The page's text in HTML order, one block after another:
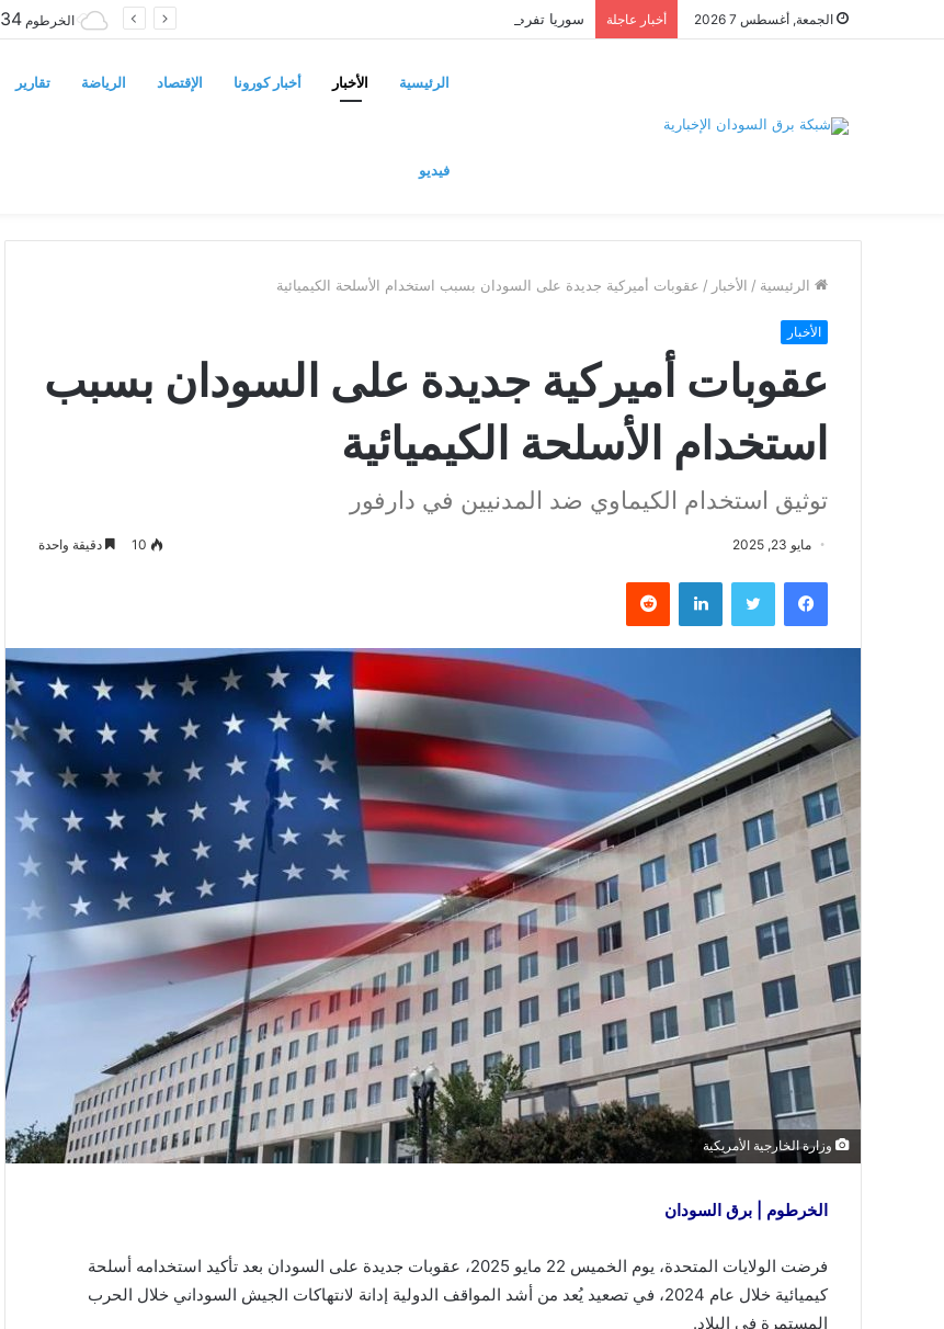
الجمعة, أغسطس 7 2026 أخبار عاجلة الخرطوم 34
الرئيسية الأخبار أخبار كورونا الإقتصاد الرياضة تقارير
فيديو
الرئيسية / الأخبار / عقوبات أميركية جديدة على السودان بسبب استخدام الأسلحة الكيميائية
الأخبار
عقوبات أميركية جديدة على السودان بسبب
استخدام الأسلحة الكيميائية
توثيق استخدام الكيماوي ضد المدنيين في دارفور
مايو 23, 2025 10 دقيقة واحدة
فيسبوك تويتر لينكدإن
وزارة الخارجية الأمريكية
الخرطوم | برق السودان
فرضت الولايات المتحدة، يوم الخميس 22 مايو 2025، عقوبات جديدة على السودان بعد تأكيد استخدامه أسلحة
كيميائية خلال عام 2024، في تصعيد يُعد من أشد المواقف الدولية إدانة لانتهاكات الجيش السوداني خلال الحرب
المستمرة في البلاد.